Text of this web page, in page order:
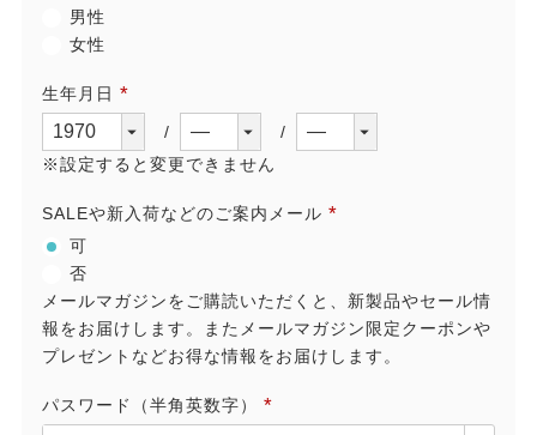
須)
男性
女性
生年月日
須)
※設定すると変更できません
SALEや新入荷などのご案内メール
可
否
メールマガジンをご購読いただくと、新製品やセール情
報をお届けします。またメールマガジン限定クーポンや
プレゼントなどお得な情報をお届けします。
パスワード（半角英数字）